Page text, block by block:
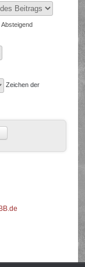
Absteigend
Zeichen der